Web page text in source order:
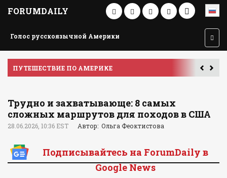
FORUMDAILY
Голос русскоязычной Америки
ПУТЕШЕСТВИЕ ПО АМЕРИКЕ
Трудно и захватывающе: 8 самых
сложных маршрутов для походов в США
28.06.2026, 10:36 EST Автор: Ольга Феоктистова
Подписывайтесь на ForumDaily в
Google News